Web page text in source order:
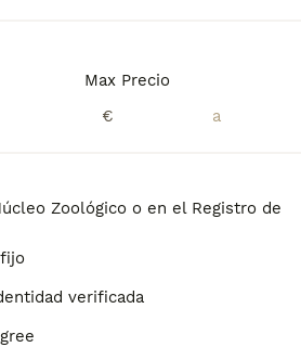
Max Precio
€
Zoológico o en el Registro de
verificada
un cachorro
aproximadamente 853€,
pueden variar según
pedigrí, la reputación del